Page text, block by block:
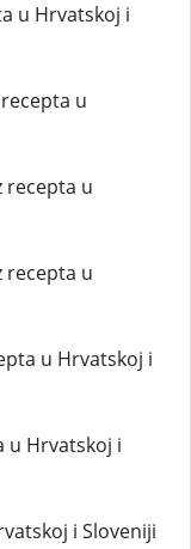
u Hrvatskoj i
u
recepta u
recepta u
u Hrvatskoj i
u Hrvatskoj i
i Sloveniji